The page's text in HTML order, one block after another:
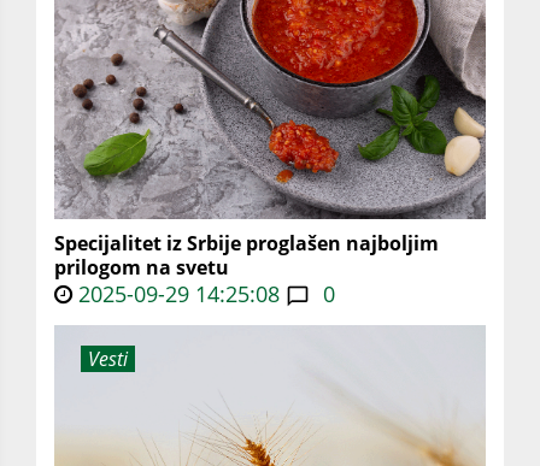
Specijalitet iz Srbije proglašen najboljim
prilogom na svetu
2025-09-29 14:25:08 0
Vesti